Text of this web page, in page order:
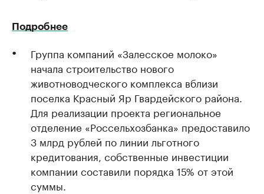
Подробнее
Группа компаний «Залесское молоко»
начала строительство нового
животноводческого комплекса вблизи
поселка Красный Яр Гвардейского района.
Для реализации проекта региональное
отделение «Россельхозбанка» предоставило
3 млрд рублей по линии льготного
кредитования, собственные инвестиции
компании составили порядка 15% от этой
суммы.